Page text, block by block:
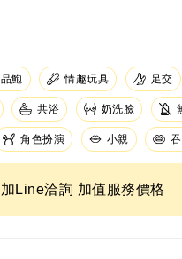
品鮑 情趣玩具 足交
共浴 奶洗臉
角色扮演 小親
加Line洽詢 加值服務價格